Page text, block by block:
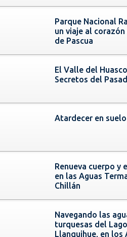
Parque Nacional
un viaje al corazón
de Pascua
El Valle del
Secretos del
Atardecer en
Renueva cuerpo y
en las Aguas
Chillán
Navegando las
turquesas del Lago
Llanquihue, en los